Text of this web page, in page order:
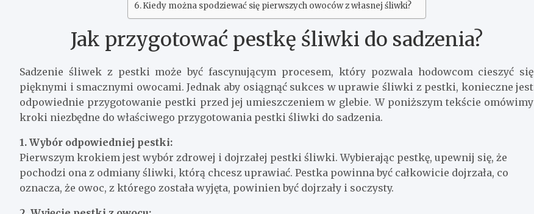
Kiedy można spodziewać się pierwszych owoców z własnej śliwki?
Jak przygotować pestkę śliwki do sadzenia?
Sadzenie śliwek z pestki może być fascynującym procesem, który pozwala hodowcom cieszyć się
pięknymi i smacznymi owocami. Jednak aby osiągnąć sukces w uprawie śliwki z pestki, konieczne jest
odpowiednie przygotowanie pestki przed jej umieszczeniem w glebie. W poniższym tekście omówimy
kroki niezbędne do właściwego przygotowania pestki śliwki do sadzenia.
1. Wybór odpowiedniej pestki:
Pierwszym krokiem jest wybór zdrowej i dojrzałej pestki śliwki. Wybierając pestkę, upewnij się, że
pochodzi ona z odmiany śliwki, którą chcesz uprawiać. Pestka powinna być całkowicie dojrzała, co
oznacza, że ​​owoc, z którego została wyjęta, powinien być dojrzały i soczysty.